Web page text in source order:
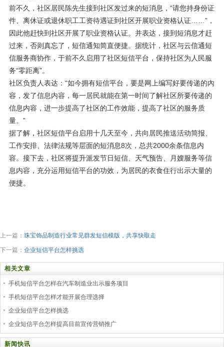
前不久，社区居民陈先生接到社区发过来的短消息，“请您持身份证
件、离休证或退休职工工资待遇证到社区开展职业资格认证……”，
因此他赶快到社区开展了职业资格认证。并表达，接到短消息才赶
过来，否则真忘了，短信通知简直便捷。据统计，社区与云信通短
信服务商协作，于前不久启用了社区短信平台，保持社区为人民服
务“零距离”。
社区负责人表达：“如今拥有短信平台，要是网上编写好要传递的內
容，发了信息内容，每一居民就能在第一时间了解社区所要传递的
信息内容，进一步提高了社区的工作效能，提高了社区的服务质
量。”
据了解，社区短信平台启用十几天至今，共向居民推送活动简报、
工作安排、法律法规等层面的短消息8次，总共2000余条信息内
容。接下去，社区将提升派发节日短信、天气预告、月嫂服务等信
息内容，充分运用短信平台的功效，为居民的衣食住行出示大量的
便捷。
上一篇： 珠宝饰品制造行业常见群发短信模版，共享快取走
下一篇： 企业短信平台怎样挑选
相关文章
手机短信平台怎样在汽车制造业出示服务项目
手机短信平台怎样才能开展合理选择
企业短信平台怎样挑选
企业短信平台怎样提高目前宣传营销推广
新闻快讯